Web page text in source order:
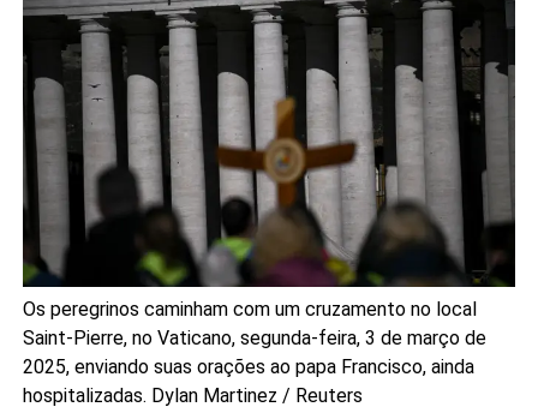
Os peregrinos caminham com um cruzamento no local
Saint-Pierre, no Vaticano, segunda-feira, 3 de março de
2025, enviando suas orações ao papa Francisco, ainda
hospitalizadas. Dylan Martinez / Reuters